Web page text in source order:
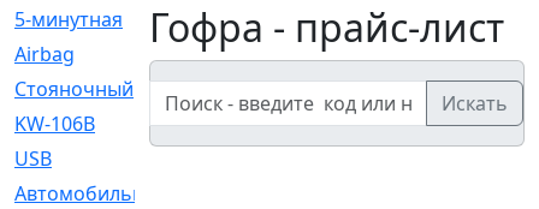
5-минутная
[1]
Airbag
[18]
Cтояночный
[1]
KW-106B
[0]
USB
Автомобильное
Гофра - прайс-лист
Искать